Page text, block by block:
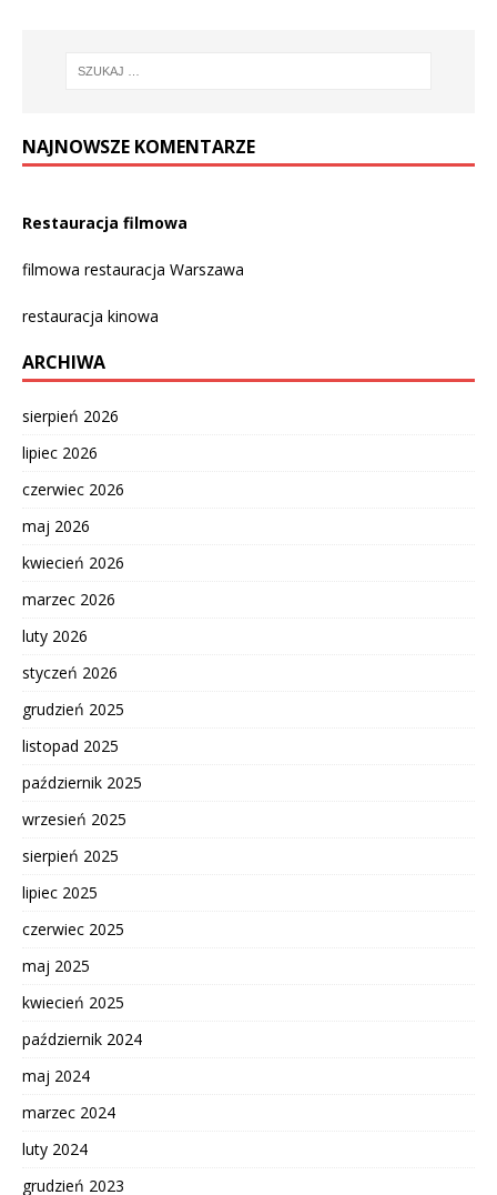
NAJNOWSZE KOMENTARZE
Restauracja filmowa
filmowa restauracja Warszawa
restauracja kinowa
ARCHIWA
sierpień 2026
lipiec 2026
czerwiec 2026
maj 2026
kwiecień 2026
marzec 2026
luty 2026
styczeń 2026
grudzień 2025
listopad 2025
październik 2025
wrzesień 2025
sierpień 2025
lipiec 2025
czerwiec 2025
maj 2025
kwiecień 2025
październik 2024
maj 2024
marzec 2024
luty 2024
grudzień 2023